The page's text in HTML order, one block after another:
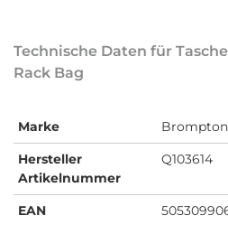
Technische Daten für
Rack Bag
Marke
Brompton
Hersteller
Artikelnummer
Q103614
EAN